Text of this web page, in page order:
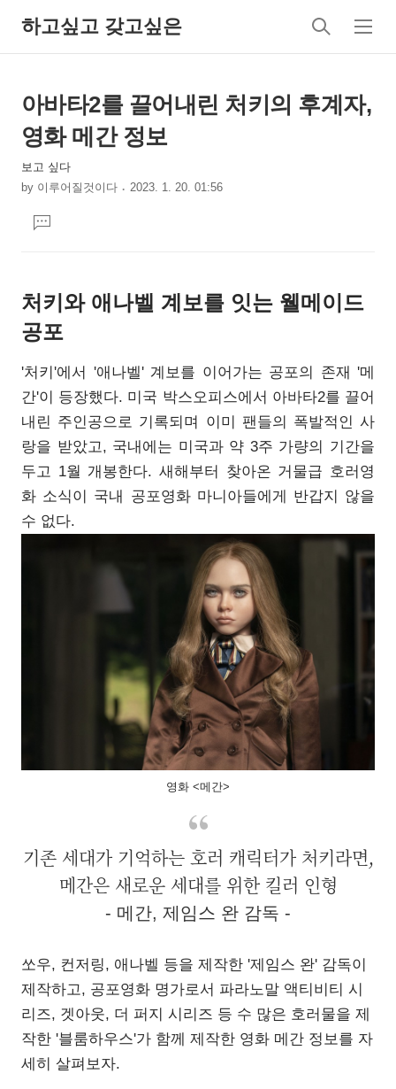
하고싶고 갖고싶은
검
메
상
세
컨
텐
츠
본
제
목
아바타2를 끌어내린 처키의 후계자,
영화 메간 정보
보고 싶다
by 이루어질것이다 2023. 1. 20. 01:56
문댓
처키와 애나벨 계보를 잇는 웰메이드
공포
'처키'에서 '애나벨' 계보를 이어가는 공포의 존재 '메
간'이 등장했다. 미국 박스오피스에서 아바타2를 끌어
내린 주인공으로 기록되며 이미 팬들의 폭발적인 사
랑을 받았고, 국내에는 미국과 약 3주 가량의 기간을
두고 1월 개봉한다. 새해부터 찾아온 거물급 호러영
화 소식이 국내 공포영화 마니아들에게 반갑지 않을
수 없다.
영화 <메간>
기존 세대가 기억하는 호러 캐릭터가 처키라면,
메간은 새로운 세대를 위한 킬러 인형
- 메간, 제임스 완 감독 -
쏘우, 컨저링, 애나벨 등을 제작한 '제임스 완' 감독이
제작하고, 공포영화 명가로서 파라노말 액티비티 시
리즈, 겟아웃, 더 퍼지 시리즈 등 수 많은 호러물을 제
작한 '블룸하우스'가 함께 제작한 영화 메간 정보를 자
세히 살펴보자.